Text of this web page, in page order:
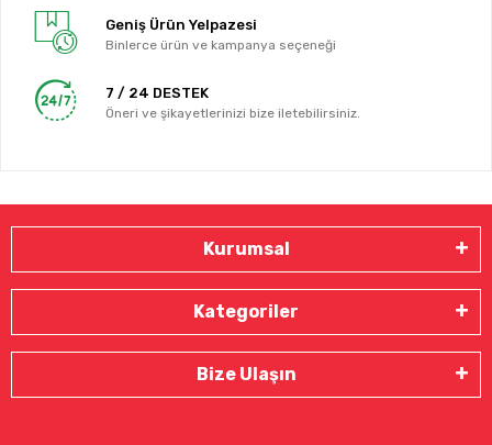
Geniş Ürün Yelpazesi
Binlerce ürün ve kampanya seçeneği
7 / 24 DESTEK
Öneri ve şikayetlerinizi bize iletebilirsiniz.
Kurumsal
Kategoriler
Bize Ulaşın